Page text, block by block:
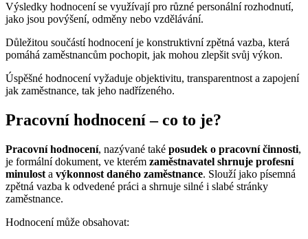
Výsledky hodnocení se využívají pro různé personální rozhodnutí,
jako jsou povýšení, odměny nebo vzdělávání.
Důležitou součástí hodnocení je konstruktivní zpětná vazba, která
pomáhá zaměstnancům pochopit, jak mohou zlepšit svůj výkon.
Úspěšné hodnocení vyžaduje objektivitu, transparentnost a zapojení
jak zaměstnance, tak jeho nadřízeného.
Pracovní hodnocení – co to je?
Pracovní hodnocení, nazývané také posudek o pracovní činnosti,
je formální dokument, ve kterém zaměstnavatel shrnuje profesní
minulost a výkonnost daného zaměstnance. Slouží jako písemná
zpětná vazba k odvedené práci a shrnuje silné i slabé stránky
zaměstnance.
Hodnocení může obsahovat: